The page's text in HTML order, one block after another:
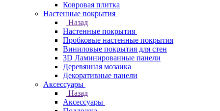
Ковровая плитка
Настенные покрытия
Назад
Настенные покрытия
Пробковые настенные покрытия
Виниловые покрытия для стен
3D Ламинированные панели
Деревянная мозаика
Декоративные панели
Аксессуары
Назад
Аксессуары